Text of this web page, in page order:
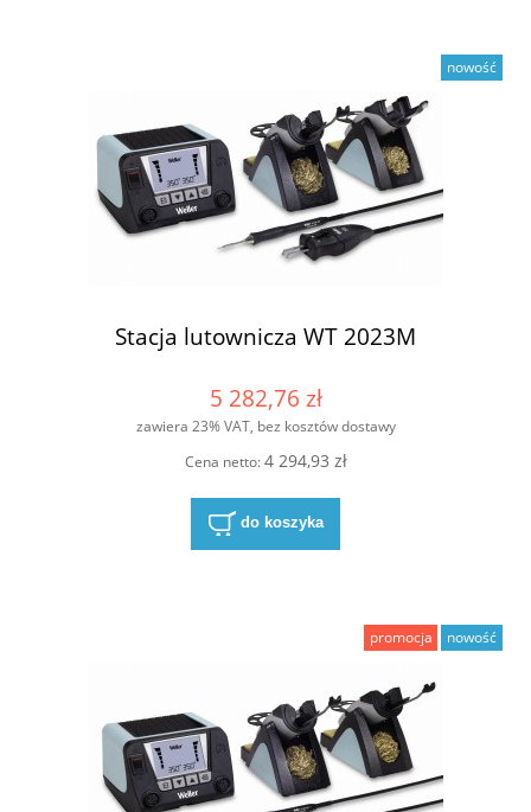
Stacja lutownicza WT 2023M
5 282,76 zł
zawiera 23% VAT, bez kosztów dostawy
Cena netto:4 294,93 zł
do koszyka
nowość
promocja nowość